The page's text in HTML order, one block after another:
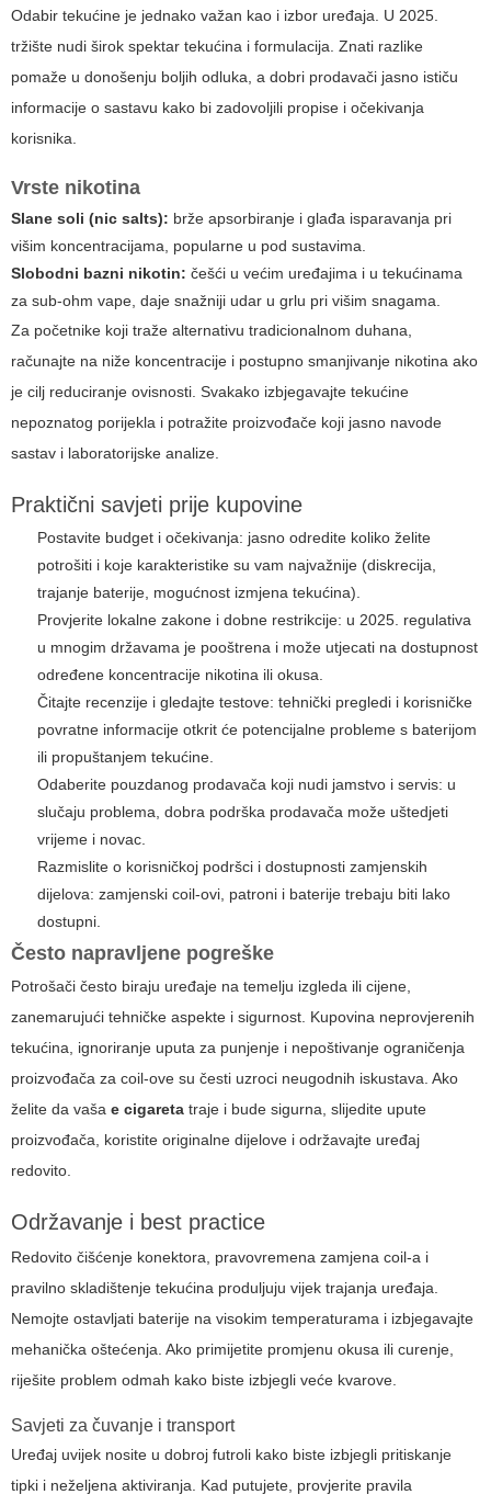
Odabir tekućine je jednako važan kao i izbor uređaja. U 2025.
tržište nudi širok spektar tekućina i formulacija. Znati razlike
pomaže u donošenju boljih odluka, a dobri prodavači jasno ističu
informacije o sastavu kako bi zadovoljili propise i očekivanja
korisnika.
Vrste nikotina
Slane soli (nic salts): brže apsorbiranje i glađa isparavanja pri
višim koncentracijama, popularne u pod sustavima.
Slobodni bazni nikotin: češći u većim uređajima i u tekućinama
za sub-ohm vape, daje snažniji udar u grlu pri višim snagama.
Za početnike koji traže alternativu tradicionalnom duhana,
računajte na niže koncentracije i postupno smanjivanje nikotina ako
je cilj reduciranje ovisnosti. Svakako izbjegavajte tekućine
nepoznatog porijekla i potražite proizvođače koji jasno navode
sastav i laboratorijske analize.
Praktični savjeti prije kupovine
Postavite budget i očekivanja: jasno odredite koliko želite
potrošiti i koje karakteristike su vam najvažnije (diskrecija,
trajanje baterije, mogućnost izmjena tekućina).
Provjerite lokalne zakone i dobne restrikcije: u 2025. regulativa
u mnogim državama je pooštrena i može utjecati na dostupnost
određene koncentracije nikotina ili okusa.
Čitajte recenzije i gledajte testove: tehnički pregledi i korisničke
povratne informacije otkrit će potencijalne probleme s baterijom
ili propuštanjem tekućine.
Odaberite pouzdanog prodavača koji nudi jamstvo i servis: u
slučaju problema, dobra podrška prodavača može uštedjeti
vrijeme i novac.
Razmislite o korisničkoj podršci i dostupnosti zamjenskih
dijelova: zamjenski coil-ovi, patroni i baterije trebaju biti lako
dostupni.
Često napravljene pogreške
Potrošači često biraju uređaje na temelju izgleda ili cijene,
zanemarujući tehničke aspekte i sigurnost. Kupovina neprovjerenih
tekućina, ignoriranje uputa za punjenje i nepoštivanje ograničenja
proizvođača za coil-ove su česti uzroci neugodnih iskustava. Ako
želite da vaša e cigareta traje i bude sigurna, slijedite upute
proizvođača, koristite originalne dijelove i održavajte uređaj
redovito.
Održavanje i best practice
Redovito čišćenje konektora, pravovremena zamjena coil-a i
pravilno skladištenje tekućina produljuju vijek trajanja uređaja.
Nemojte ostavljati baterije na visokim temperaturama i izbjegavajte
mehanička oštećenja. Ako primijetite promjenu okusa ili curenje,
riješite problem odmah kako biste izbjegli veće kvarove.
Savjeti za čuvanje i transport
Uređaj uvijek nosite u dobroj futroli kako biste izbjegli pritiskanje
tipki i neželjena aktiviranja. Kad putujete, provjerite pravila